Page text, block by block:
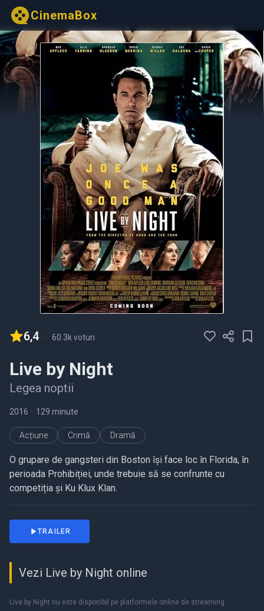
CinemaBox
6,4 - 60.3k voturi
Live by Night
Legea noptii
2016 • 129 minute
Acțiune Crimă Dramă
O grupare de gangsteri din Boston își face loc în Florida, în
perioada Prohibiției, unde trebuie să se confrunte cu
competiția și Ku Klux Klan.
TRAILER
Vezi Live by Night online
Live by Night nu este disponibil pe platformele online de streaming.